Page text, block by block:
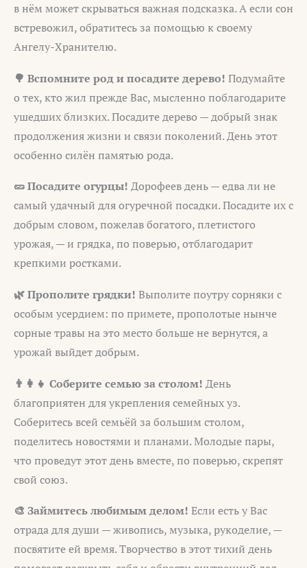
в нём может скрываться важная подсказка. А если сон
встревожил, обратитесь за помощью к своему
Ангелу-Хранителю.
🌳 Вспомните род и посадите дерево! Подумайте
о тех, кто жил прежде Вас, мысленно поблагодарите
ушедших близких. Посадите дерево — добрый знак
продолжения жизни и связи поколений. День этот
особенно силён памятью рода.
🥒 Посадите огурцы! Дорофеев день — едва ли не
самый удачный для огуречной посадки. Посадите их с
добрым словом, пожелав богатого, плетистого
урожая, — и грядка, по поверью, отблагодарит
крепкими ростками.
🌿 Прополите грядки! Выполите поутру сорняки с
особым усердием: по примете, прополотые нынче
сорные травы на это место больше не вернутся, а
урожай выйдет добрым.
👨‍👩‍👧 Соберите семью за столом! День
благоприятен для укрепления семейных уз.
Соберитесь всей семьёй за большим столом,
поделитесь новостями и планами. Молодые пары,
что проведут этот день вместе, по поверью, скрепят
свой союз.
🎨 Займитесь любимым делом! Если есть у Вас
отрада для души — живопись, музыка, рукоделие, —
посвятите ей время. Творчество в этот тихий день